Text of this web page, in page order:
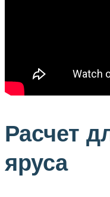
Расчет
яруса